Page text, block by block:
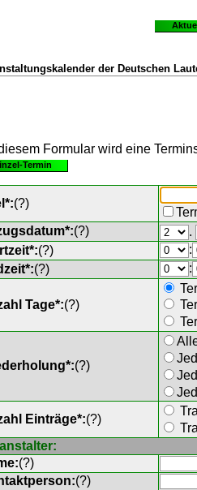
der Deutschen
Formular wird eine
Termin
(?)
(?)
.
(?) :
(?) :
Tage*:(?)
(?)
Einträge*:(?)
(?)
(?)